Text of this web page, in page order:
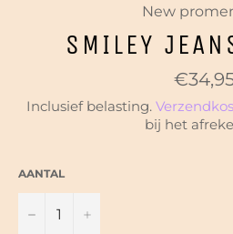
New
SMILEY
Normale
prijs
Inclusief belasting.
bij het
AANTAL
− +